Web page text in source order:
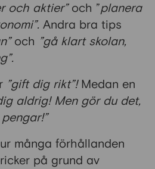
och aktier”och ”planera
Andra bra tips
och ”gå klart skolan,
”gift dig rikt”!Medan en
aldrig! Men gör du det,
många förhållanden
på grund av